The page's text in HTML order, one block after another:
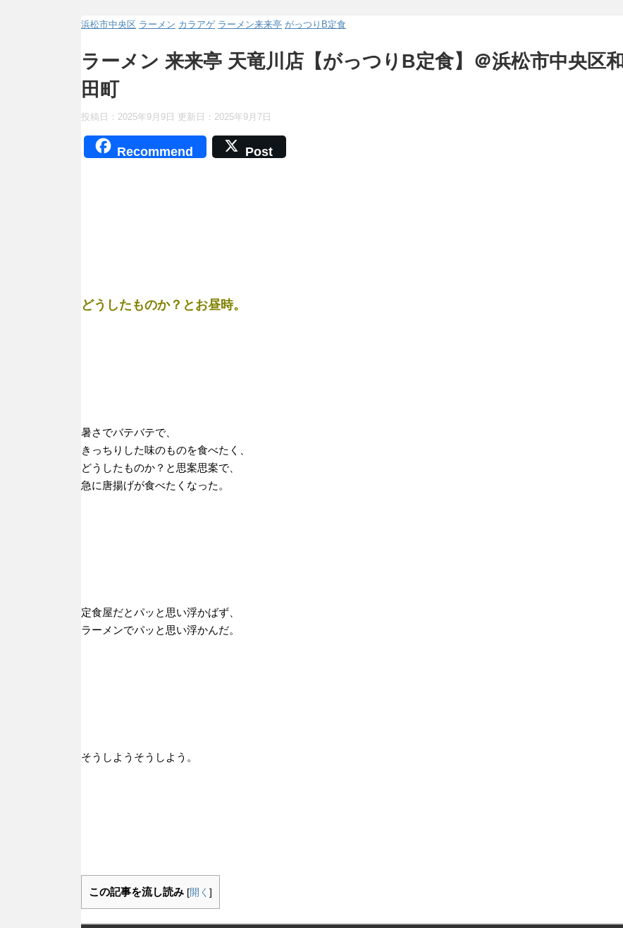
浜松市中央区 ラーメン カラアゲ ラーメン来来亭 がっつりB定食
ラーメン 来来亭 天竜川店【がっつりB定食】＠浜松市中央区和
田町
投稿日：2025年9月9日 更新日： 2025年9月7日
Recommend Post
どうしたものか？とお昼時。
暑さでバテバテで、
きっちりした味のものを食べたく、
どうしたものか？と思案思案で、
急に唐揚げが食べたくなった。
定食屋だとパッと思い浮かばず、
ラーメンでパッと思い浮かんだ。
そうしようそうしよう。
この記事を流し読み [開く ]